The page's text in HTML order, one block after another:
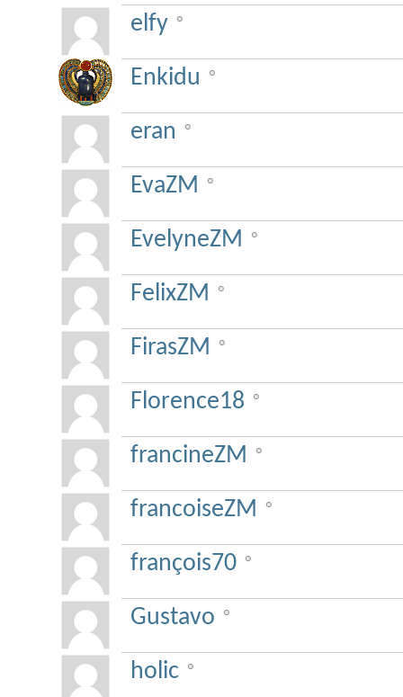
elfy
Enkidu
eran
EvaZM
EvelyneZM
FelixZM
FirasZM
Florence18
francineZM
francoiseZM
françois70
Gustavo
holic